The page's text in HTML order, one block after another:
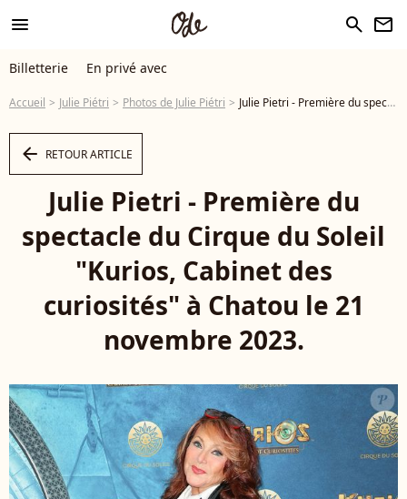
menu search newsletter
Billetterie En privé avec
Accueil Julie Piétri Photos de Julie Piétri Julie Pietri - Première du spectacle du Cirque du Soleil "Kurios, Cabinet des curiosités" à Chatou le 21 novembre 2023. © Coadic Guirec/Bestimage - Photo
arrow_left RETOUR ARTICLE
Julie Pietri - Première du
spectacle du Cirque du Soleil
"Kurios, Cabinet des
curiosités" à Chatou le 21
novembre 2023.